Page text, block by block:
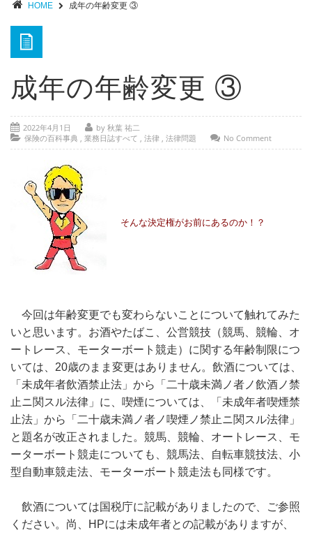
部位別症状
- 部位別解説 ～ 交通事故外傷の教科書
保険の百科事典
ご相談・お問い合わせ
HOME 成年の年齢変更 ③
成年の年齢変更 ③
2022年4月1日
by 秋葉 祐二
保険の百科事典 , 業務日誌すべて , 法律 , 法律問題 No Comment
そんな決定権がお前にあるのか！？
今回は年齢変更でも変わらないことについて触れてみた
いと思います。お酒やたばこ、公営競技（競馬、競輪、オ
ートレース、モーターボート競走）に関する年齢制限につ
いては、20歳のまま変更はありません。飲酒については、
「未成年者飲酒禁止法」から「二十歳未満ノ者ノ飲酒ノ禁
止ニ関スル法律」に、喫煙については、「未成年者喫煙禁
止法」から「二十歳未満ノ者ノ喫煙ノ禁止ニ関スル法律」
と題名が改正されました。競馬、競輪、オートレース、モ
ーターボート競走についても、競馬法、自転車競技法、小
型自動車競走法、モーターボート競走法も同様です。
飲酒については国税庁に記載がありましたので、ご参照
ください。尚、HPには未成年者との記載がありますが、